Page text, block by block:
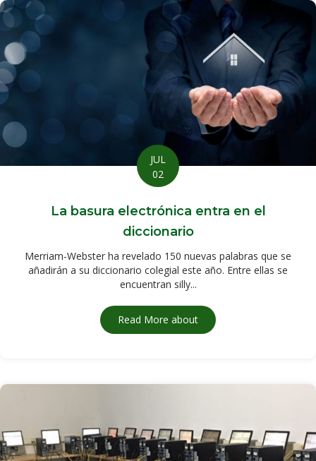
JUL
02
La basura electrónica entra en el
diccionario
Merriam-Webster ha revelado 150 nuevas palabras que se
añadirán a su diccionario colegial este año. Entre ellas se
encuentran silly...
Read More about La basura electrónica